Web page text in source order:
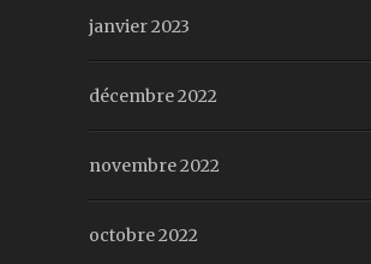
janvier 2023
décembre 2022
novembre 2022
octobre 2022